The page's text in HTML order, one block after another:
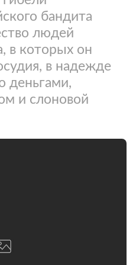
бандита
людей
в которых он
в надежде
деньгами,
и слоновой